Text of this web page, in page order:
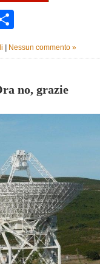
| Nessun commento »
no, grazie